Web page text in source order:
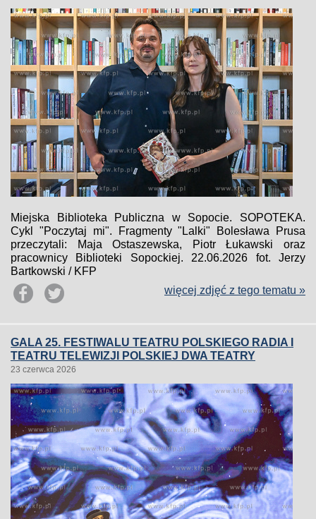
Miejska Biblioteka Publiczna w Sopocie. SOPOTEKA.
Cykl "Poczytaj mi". Fragmenty "Lalki" Bolesława Prusa
przeczytali: Maja Ostaszewska, Piotr Łukawski oraz
pracownicy Biblioteki Sopockiej. 22.06.2026 fot. Jerzy
Bartkowski / KFP
więcej zdjęć z tego tematu »
GALA 25. FESTIWALU TEATRU POLSKIEGO RADIA I
TEATRU TELEWIZJI POLSKIEJ DWA TEATRY
23 czerwca 2026